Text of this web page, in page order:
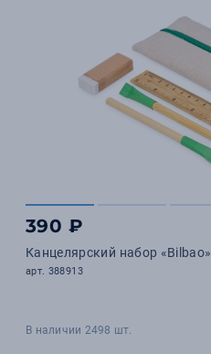
390 ₽
Канцелярский набор «Bilbao»
арт. 388913
В наличии 2498 шт.